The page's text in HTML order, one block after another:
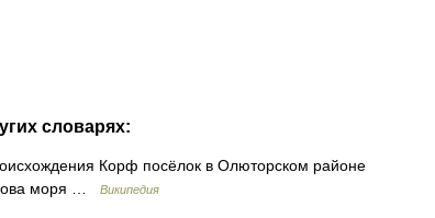
словарях:
Корф посёлок в Олюторском районе
моря …
Википедия